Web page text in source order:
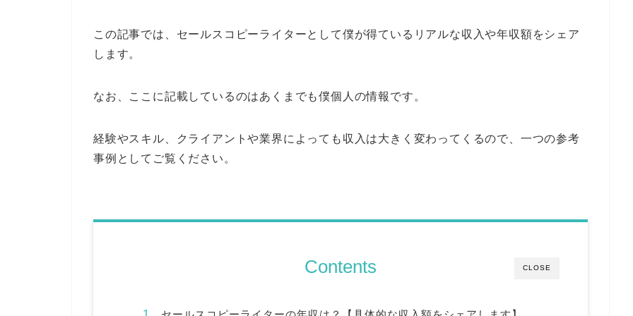
この記事では、セールスコピーライターとして僕が得ているリアルな収入や年収額をシェア
します。
なお、ここに記載しているのはあくまでも僕個人の情報です。
経験やスキル、クライアントや業界によっても収入は大きく変わってくるので、一つの参考
事例としてご覧ください。
CLOSE
Contents